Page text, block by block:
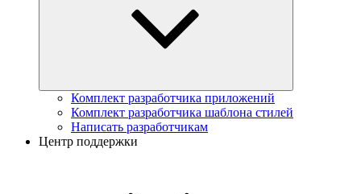
Комплект разработчика приложений
Комплект разработчика шаблона стилей
Написать разработчикам
Центр поддержки